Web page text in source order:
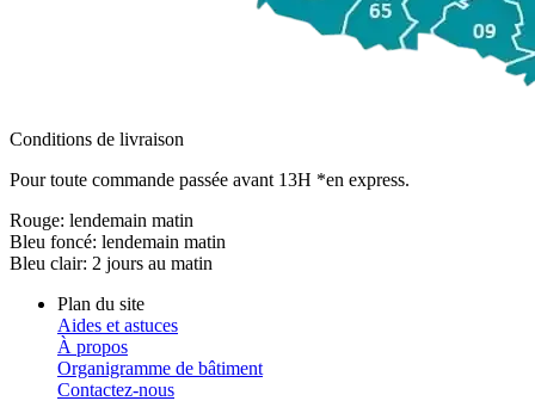
Conditions de livraison
Pour toute commande passée avant 13H *en express.
Rouge: lendemain matin
Bleu foncé: lendemain matin
Bleu clair: 2 jours au matin
Plan du site
Aides et astuces
À propos
Organigramme de bâtiment
Contactez-nous